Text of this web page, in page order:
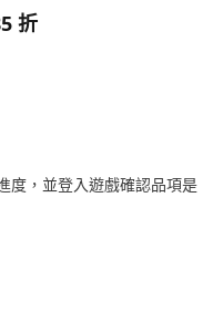
折
度，並登入遊戲確認品項是